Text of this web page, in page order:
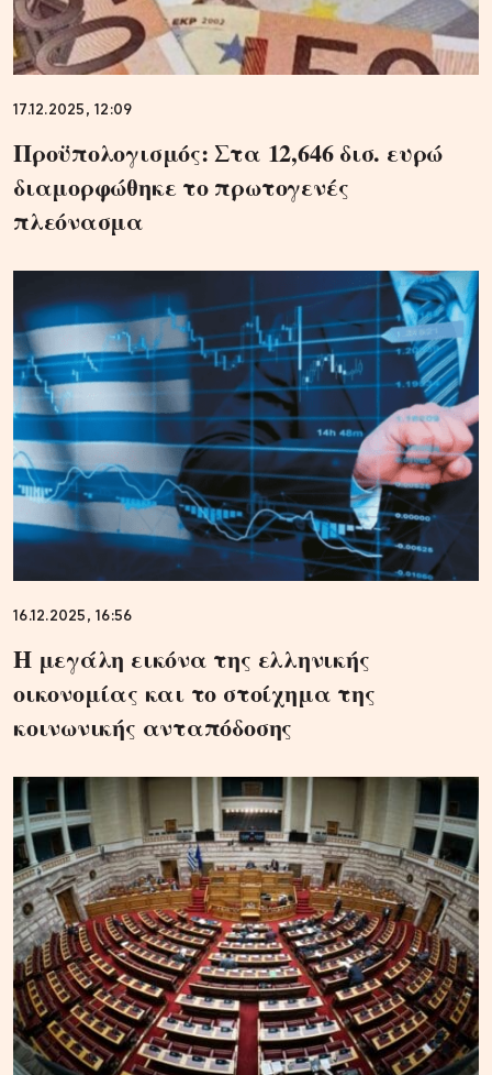
17.12.2025, 12:09
Προϋπολογισμός: Στα 12,646 δισ. ευρώ
διαμορφώθηκε το πρωτογενές
πλεόνασμα
16.12.2025, 16:56
Η μεγάλη εικόνα της ελληνικής
οικονομίας και το στοίχημα της
κοινωνικής ανταπόδοσης